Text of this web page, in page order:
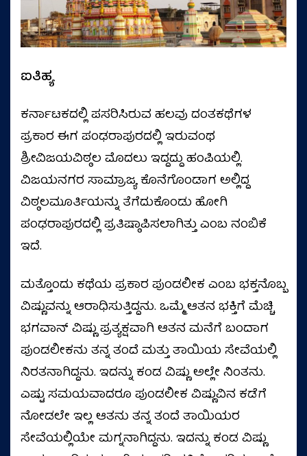
ಐತಿಹ್ಯ
ಕರ್ನಾಟಕದಲ್ಲಿ ಪಸರಿಸಿರುವ ಹಲವು ದಂತಕಥೆಗಳ
ಪ್ರಕಾರ ಈಗ ಪಂಢರಾಪುರದಲ್ಲಿ ಇರುವಂಥ
ಶ್ರೀವಿಜಯವಿಠ್ಠಲ ಮೊದಲು ಇದ್ದದ್ದು ಹಂಪಿಯಲ್ಲಿ.
ವಿಜಯನಗರ ಸಾಮ್ರಾಜ್ಯ ಕೊನೆಗೊಂಡಾಗ ಅಲ್ಲಿದ್ದ
ವಿಠ್ಠಲಮೂರ್ತಿಯನ್ನು ತೆಗೆದುಕೊಂಡು ಹೋಗಿ
ಪಂಢರಾಪುರದಲ್ಲಿ ಪ್ರತಿಷ್ಠಾಪಿಸಲಾಗಿತ್ತು ಎಂಬ ನಂಬಿಕೆ
ಇದೆ.
ಮತ್ತೊಂದು ಕಥೆಯ ಪ್ರಕಾರ ಪುಂಡಲೀಕ ಎಂಬ ಭಕ್ತನೊಬ್ಬ
ವಿಷ್ಣುವನ್ನು ಆರಾಧಿಸುತ್ತಿದ್ದನು. ಒಮ್ಮೆ ಆತನ ಭಕ್ತಿಗೆ ಮೆಚ್ಚಿ
ಭಗವಾನ್ ವಿಷ್ಣು ಪ್ರತ್ಯಕ್ಷವಾಗಿ ಆತನ ಮನೆಗೆ ಬಂದಾಗ
ಪುಂಡಲೀಕನು ತನ್ನ ತಂದೆ ಮತ್ತು ತಾಯಿಯ ಸೇವೆಯಲ್ಲಿ
ನಿರತನಾಗಿದ್ದನು. ಇದನ್ನು ಕಂಡ ವಿಷ್ಣು ಅಲ್ಲೇ ನಿಂತನು.
ಎಷ್ಟು ಸಮಯವಾದರೂ ಪುಂಡಲೀಕ ವಿಷ್ಣುವಿನ ಕಡೆಗೆ
ನೋಡಲೇ ಇಲ್ಲ ಆತನು ತನ್ನ ತಂದೆ ತಾಯಿಯರ
ಸೇವೆಯಲ್ಲಿಯೇ ಮಗ್ನನಾಗಿದ್ದನು. ಇದನ್ನು ಕಂಡ ವಿಷ್ಣು